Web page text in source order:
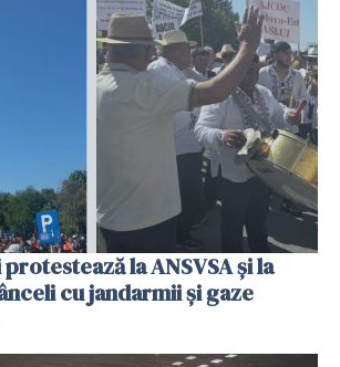
la ANSVSA și la
cu jandarmii și gaze